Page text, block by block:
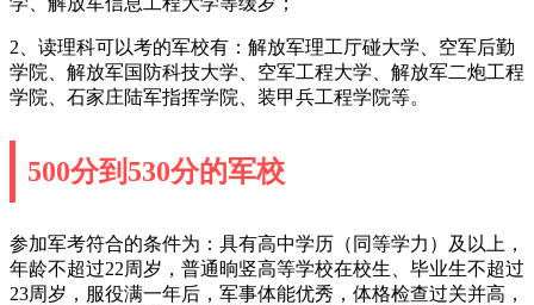
2、读理科可以考的军校有：解放军理工厅碰大学、空军后勤
学院、解放军国防科技大学、空军工程大学、解放军二炮工程
学院、石家庄陆军指挥学院、装甲兵工程学院等。
500分到530分的军校
参加军考符合的条件为：具有高中学历（同等学力）及以上，
年龄不超过22周岁，普通晌竖高等学校在校生、毕业生不超过
23周岁，服役满一年后，军事体能优秀，体格检查过关并高，